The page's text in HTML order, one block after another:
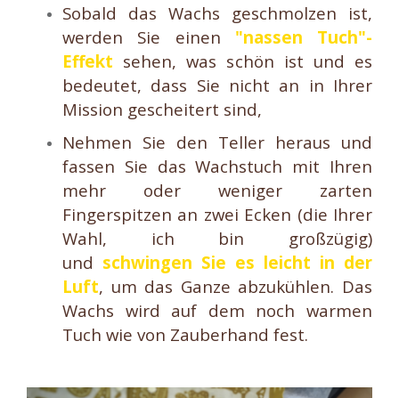
Sobald das Wachs geschmolzen ist,
werden Sie einen "nassen Tuch"-
Effekt sehen, was schön ist und es
bedeutet, dass Sie nicht an in Ihrer
Mission gescheitert sind,
Nehmen Sie den Teller heraus und
fassen Sie das Wachstuch mit Ihren
mehr oder weniger zarten
Fingerspitzen an zwei Ecken (die Ihrer
Wahl, ich bin großzügig)
und schwingen Sie es leicht in der
Luft, um das Ganze abzukühlen. Das
Wachs wird auf dem noch warmen
Tuch wie von Zauberhand fest.